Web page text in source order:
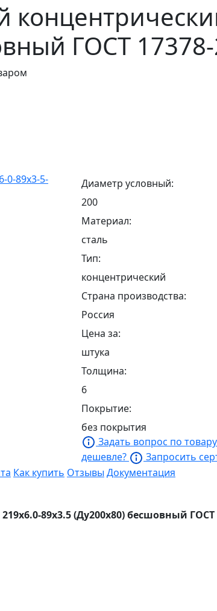
ГОСТ 17378-
Диаметр условный:
200
Материал:
сталь
Тип:
концентрический
Страна производства:
Россия
Цена за:
штука
Толщина:
6
Покрытие:
без покрытия
Задать вопрос по товару
дешевле?
Запросить
Как купить Отзывы Документация
89х3.5 (Ду200х80) бесшовный ГОСТ